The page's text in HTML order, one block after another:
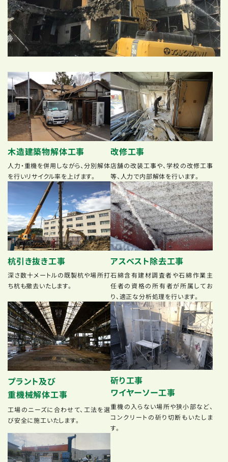
木造建築物解体工事
人力・重機を併用しながら、分別解体
を行いリサイクル率を上げます。
改修工事
店舗の改装工事や、学校の改修工事
等、人力で内部解体を行います。
杭引き抜き工事
深さ数十メートルの既製杭や場所打
ち杭も撤去いたします。
アスベスト除去工事
石綿含有建材調査者や石綿作業主
任者の資格の所有者が所属してお
り、適正な分析処理を行います。
プラント及び
重機械解体工事
工場のニーズに合わせて、工法を選
び安全に施工いたします。
斫り工事
ワイヤーソー工事
重機の入らない場所や狭小部など、
コンクリートの斫り切断もいたしま
す。